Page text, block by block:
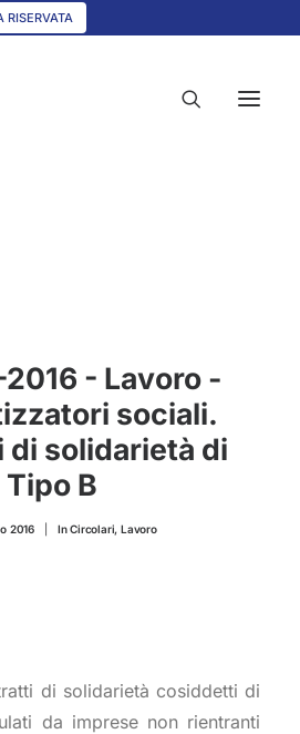
RISERVATA
- Lavoro -
sociali.
di solidarietà di
Tipo B
2016 InCircolari,Lavoro
di solidarietà cosiddetti di
da imprese non rientranti